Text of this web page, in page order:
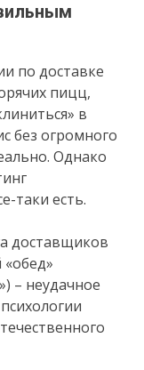
по доставке
пицц,
в
без огромного
Однако
таки есть.
доставщиков
– неудачное